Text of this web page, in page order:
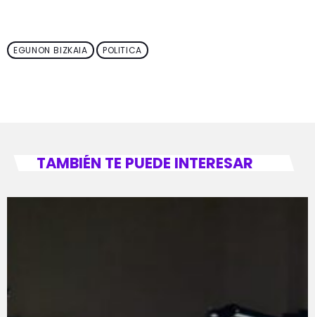
EGUNON BIZKAIA POLITICA
TAMBIÉN TE PUEDE INTERESAR